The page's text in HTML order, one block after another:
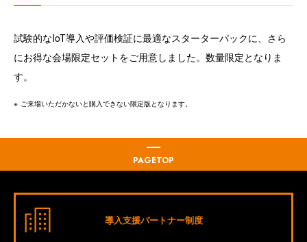
試験的なIoT導入や評価検証に最適なスターターパックに、さら
にお得な会場限定セットをご用意しました。数量限定となりま
す。
ご来場いただかないと購入できない限定版となります。
PAGETOP
導入支援パートナー制度